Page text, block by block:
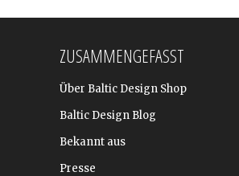
ZUSAMMENGEFASST
Über Baltic Design Shop
Baltic Design Blog
Bekannt aus
Presse